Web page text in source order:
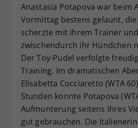
Anastasia Potapova war beim
Vormittag bestens gelaunt, die
scherzte mit ihrem Trainer
zwischendurch ihr Hündchen
Der Toy-Pudel verfolgte
Training. Im dramatischen
Elisabetta Cocciaretto (WTA
Stunden konnte Potapova
Aufmunterung seitens ihres
gut gebrauchen. Die